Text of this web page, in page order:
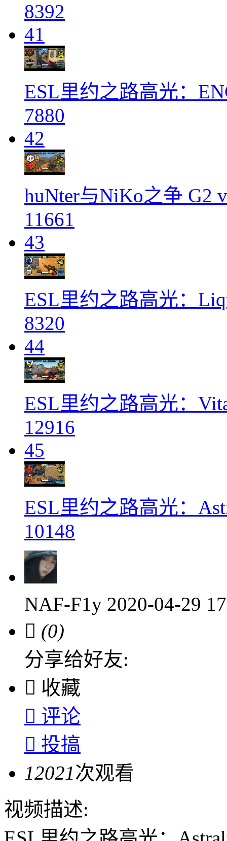
8392
41
ESL里约之路高光：
7880
42
huNter与NiKo之争 G2
11661
43
ESL里约之路高光：
8320
44
ESL里约之路高光：
12916
45
ESL里约之路高光：
10148
NAF-F1y 2020-04-29
 (0)
分享给好友:
 收藏
 评论
 投搞
12021次观看
视频描述: